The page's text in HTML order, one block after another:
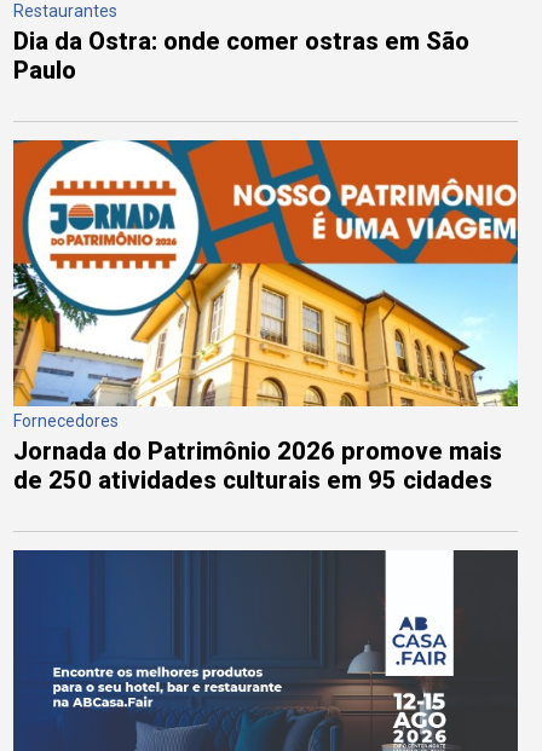
Restaurantes
Dia da Ostra: onde comer ostras em São
Paulo
Fornecedores
Jornada do Patrimônio 2026 promove mais
de 250 atividades culturais em 95 cidades